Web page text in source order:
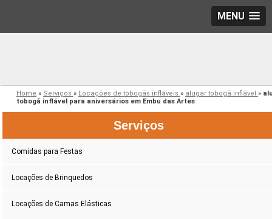
MENU
Home » Serviços » Locações de tobogãs infláveis » alugar tobogã inflável »
tobogã inflável para aniversários em Embu das Artes
Serviços
Comidas para Festas
Locações de Brinquedos
Locações de Camas Elásticas